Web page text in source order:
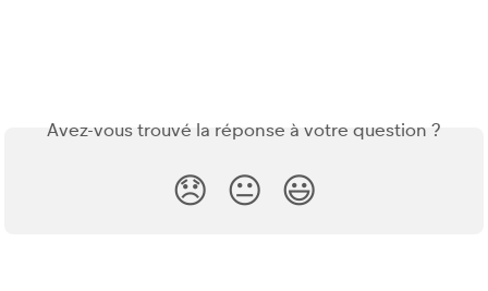
Avez-vous trouvé la réponse à votre question ?
😞 😐 😃